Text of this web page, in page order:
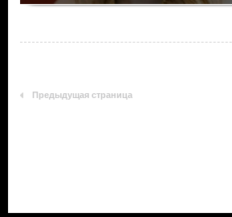
Предыдущая страница